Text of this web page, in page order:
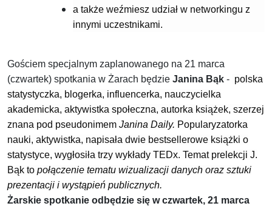
a także weźmiesz udział w networkingu z
innymi uczestnikami.
Gościem specjalnym zaplanowanego na 21 marca
(czwartek) spotkania w Żarach będzie Janina Bąk - polska
statystyczka, blogerka, influencerka, nauczycielka
akademicka, aktywistka społeczna, autorka książek, szerzej
znana pod pseudonimem Janina Daily. Popularyzatorka
nauki, aktywistka, napisała dwie bestsellerowe książki o
statystyce, wygłosiła trzy wykłady TEDx. Temat prelekcji J.
Bąk to połączenie tematu wizualizacji danych oraz sztuki
prezentacji i wystąpień publicznych.
Żarskie spotkanie odbędzie się w czwartek, 21 marca